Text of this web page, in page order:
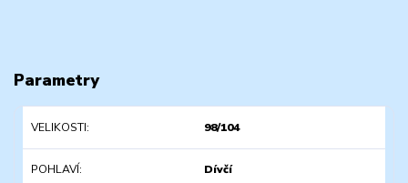
Parametry
VELIKOSTI 98/104
POHLAVÍ Dívčí